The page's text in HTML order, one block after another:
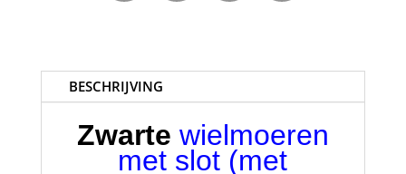
aantalBESCHRIJVING
Zwarte wielmoeren
met slot (met